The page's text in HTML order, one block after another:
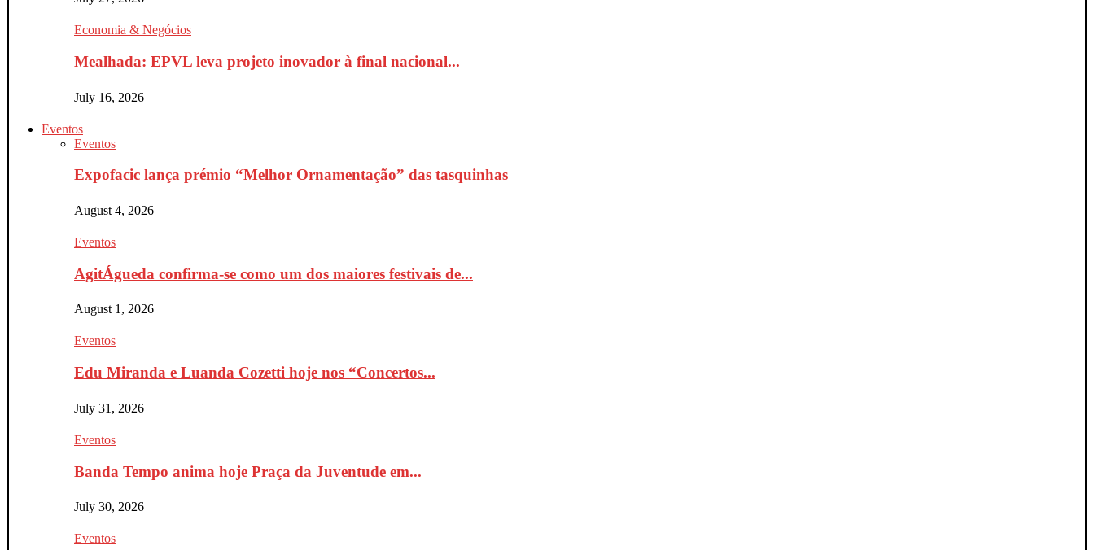
Economia & Negócios
Mealhada: EPVL leva projeto inovador à final nacional...
July 16, 2026
Eventos
Eventos
Expofacic lança prémio “Melhor Ornamentação” das tasquinhas
August 4, 2026
Eventos
AgitÁgueda confirma-se como um dos maiores festivais de...
August 1, 2026
Eventos
Edu Miranda e Luanda Cozetti hoje nos “Concertos...
July 31, 2026
Eventos
Banda Tempo anima hoje Praça da Juventude em...
July 30, 2026
Eventos